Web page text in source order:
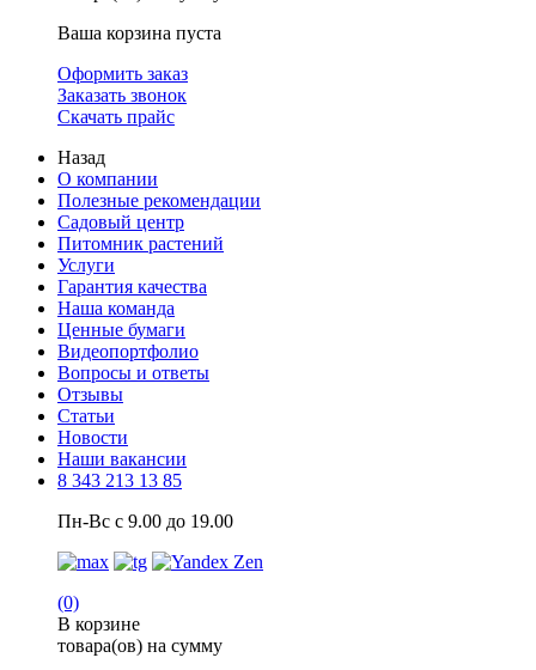
Ваша корзина пуста
Оформить заказ
Заказать звонок
Скачать прайс
Назад
О компании
Полезные рекомендации
Садовый центр
Питомник растений
Услуги
Гарантия качества
Наша команда
Ценные бумаги
Видеопортфолио
Вопросы и ответы
Отзывы
Статьи
Новости
Наши вакансии
8 343 213 13 85
Пн-Вс с 9.00 до 19.00
(0)
В корзине
товара(ов) на сумму